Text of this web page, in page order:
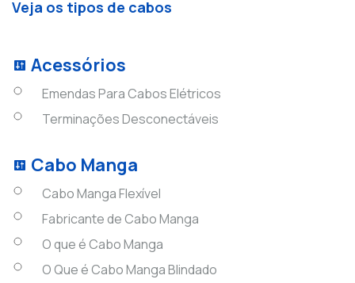
Veja os tipos de cabos
Acessórios
Emendas Para Cabos Elétricos
Terminações Desconectáveis
Cabo Manga
Cabo Manga Flexível
Fabricante de Cabo Manga
O que é Cabo Manga
O Que é Cabo Manga Blindado